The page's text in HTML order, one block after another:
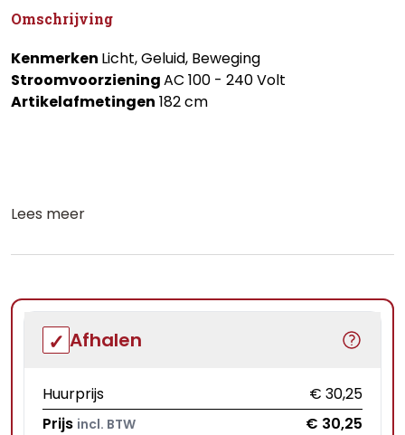
Omschrijving
Kenmerken Licht, Geluid, Beweging
StroomvoorzieningAC 100 - 240 Volt
Artikelafmetingen 182 cm
Lees meer
Afhalen
Huurprijs
€ 30,25
Prijs incl. BTW
€ 30,25